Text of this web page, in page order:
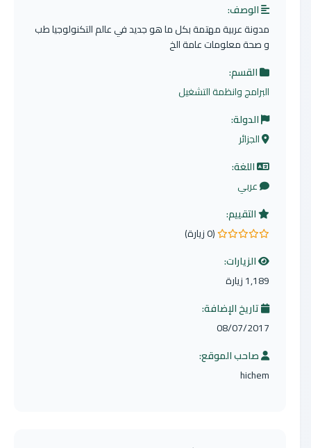
الوصف:
مدونة عربية مهتمة بكل ما هو جديد في عالم التكنولوجيا طب
و صحة معلومات عامة الخ
القسم:
البرامج وانظمة التشغيل
الدولة:
الجزائر
اللغة:
عربي
التقييم:
0.0 من 5 نجوم
(0 زيارة)
الزيارات:
1,189 زيارة
تاريخ الإضافة:
08/07/2017
صاحب الموقع:
hichem